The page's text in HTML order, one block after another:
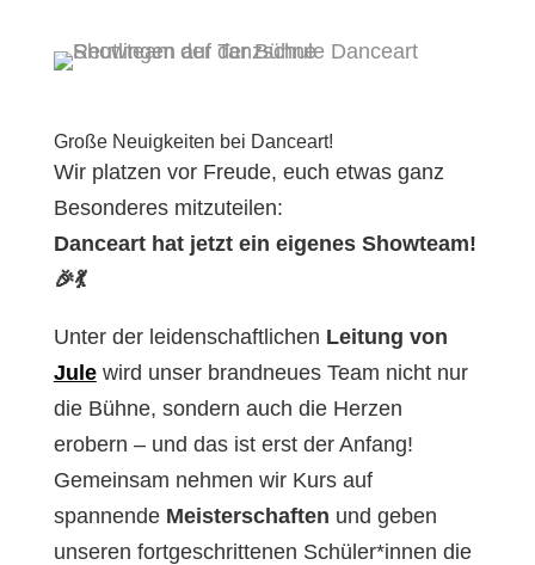
Große Neuigkeiten bei Danceart!
Wir platzen vor Freude, euch etwas ganz
Besonderes mitzuteilen:
Danceart hat jetzt ein eigenes Showteam!
🎉💃
Unter der leidenschaftlichen Leitung von
Julewird unser brandneues Team nicht nur
die Bühne, sondern auch die Herzen
erobern – und das ist erst der Anfang!
Gemeinsam nehmen wir Kurs auf
spannende Meisterschaften und geben
unseren fortgeschrittenen Schüler*innen die